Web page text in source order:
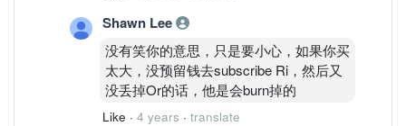
Shawn Lee
没有笑你的意思，只是要小心，如果你买
太大，没预留钱去subscribe Ri，然后又
没丢掉Or的话，他是会burn掉的
Like · 4 years · translate